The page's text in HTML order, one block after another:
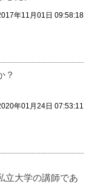
年11月01日 09:58:18
？
年01月24日 07:53:11
立大学の講師であ